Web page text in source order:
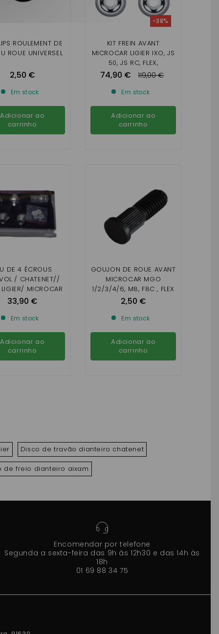
ROULEMENT DE
ROUE UNIVERSEL
2,50 €
Em stock
Adicionar ao
carrinho
KIT FREIN AVANT
MICROCAR LIGIER IXO, JS
50, JS RC, FLEX,
MICROCAR
M8,F8C, DUÉ 2/3/4/5/6
74,90 €
-38%
119,00 €
Em stock
Adicionar ao
carrinho
DE 4 ÉCROUS
/ CHATENET//
MICROCAR
33,90 €
Em stock
Adicionar ao
carrinho
GOUJON DE ROUE AVANT
MICROCAR MGO
1/2/3/4/6, M8, F8C , FLEX
,LIGIER IXO. JS50 , JS RC,
2,50 €
Em stock
Adicionar ao
carrinho
Disco de travão dianteiro chatenet
de freio dianteiro aixam
Encomendar por telefone
Segunda a sexta-feira das 9h às 12h30 e das 14h às
18h
01 69 88 34 75